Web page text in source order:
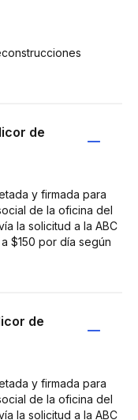
de
y firmada para
de la oficina del
la solicitud a la ABC
$150 por día según
de
y firmada para
de la oficina del
la solicitud a la ABC